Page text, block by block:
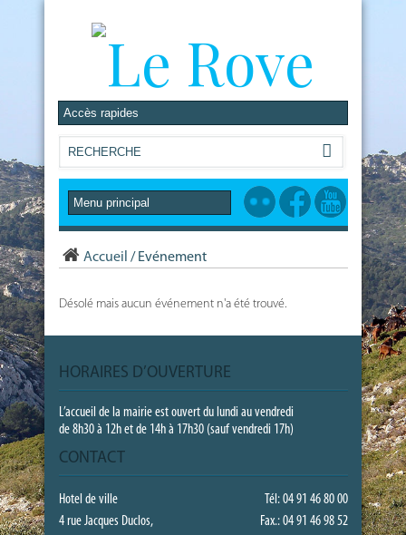
Accueil / Evénement
Désolé mais aucun événement n'a été trouvé.
HORAIRES D’OUVERTURE
L’accueil de la mairie est ouvert du lundi au vendredi
de 8h30 à 12h et de 14h à 17h30 (sauf vendredi 17h)
CONTACT
Hotel de ville
Tél: 04 91 46 80 00
4 rue Jacques Duclos,
Fax.: 04 91 46 98 52